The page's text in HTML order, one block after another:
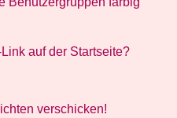
Link auf der Startseite?
verschicken!